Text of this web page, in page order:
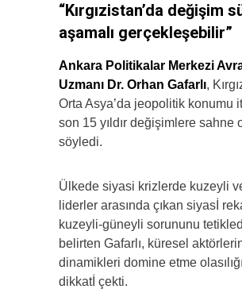
“Kırgızistan’da değişim
aşamalı gerçekleşebilir”
Ankara Politikalar Merkezi
Uzmanı Dr. Orhan Gafarlı,
Orta Asya’da jeopolitik konumu
son 15 yıldır değişimlere sahne
söyledi.
Ülkede siyasi krizlerde kuzeyli
liderler arasında çıkan siyasİ
kuzeyli-güneyli sorununu
belirten Gafarlı, küresel
dinamikleri domine etme
dikkatİ çekti.